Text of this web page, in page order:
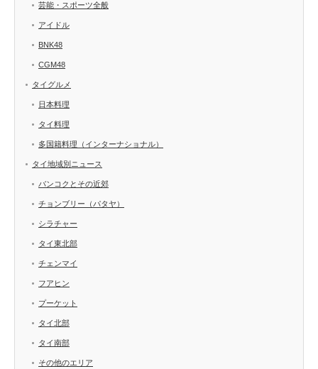
芸能・スポーツ全般
アイドル
BNK48
CGM48
タイグルメ
日本料理
タイ料理
多国籍料理（インターナショナル）
タイ地域別ニュース
バンコクとその近郊
チョンブリー（パタヤ）
シラチャー
タイ東北部
チェンマイ
フアヒン
プーケット
タイ北部
タイ南部
その他のエリア